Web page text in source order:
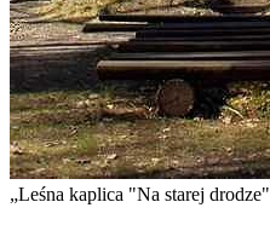
Leśna kaplica "Na starej drodze"